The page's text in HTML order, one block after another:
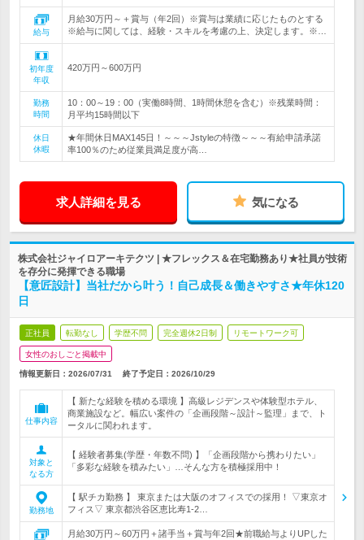
給与
月給30万円～＋賞与（年2回）※賞与は業績に応じたものとする
※給与に関しては、経験・スキルを考慮の上、決定します。※…
初年度
年収
420万円～600万円
勤務
時間
10：00～19：00（実働8時間、1時間休憩を含む）※残業時間：
月平均15時間以下
休日
休暇
★年間休日MAX145日！～～～Jstyleの特徴～～～有給申請承諾
率100％のため従業員満足度が高…
求人詳細を見る 気になる
株式会社ジャイロアーキテクツ | ★フレックス＆在宅勤務あり★社員が技術
を存分に発揮できる職場
【意匠設計】当社だから叶う！自己成長＆働きやすさ★年休120
日
正社員 転勤なし 学歴不問 完全週休2日制 リモートワーク可
女性のおしごと掲載中
情報更新日：2026/07/31 終了予定日： 2026/10/29
仕事内容
【 新たな経験を積める環境 】高級レジデンスや体験型ホテル、
商業施設など。幅広い案件の「企画段階～設計～監理」まで、ト
ータルに関われます。
対象と
なる方
【 経験者募集(学歴・年数不問) 】「企画段階から携わりたい」
「多彩な経験を積みたい」…そんな方を積極採用中！
勤務地
【 駅チカ勤務 】 東京または大阪のオフィスでの採用！ ▽東京オ
フィス▽ 東京都渋谷区恵比寿1-2…
月給30万円～60万円＋諸手当＋賞与年2回★前職給与よりUPした